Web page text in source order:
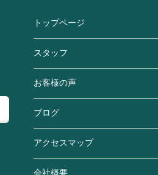
トップページ
スタッフ
お客様の声
ブログ
アクセスマップ
会社概要